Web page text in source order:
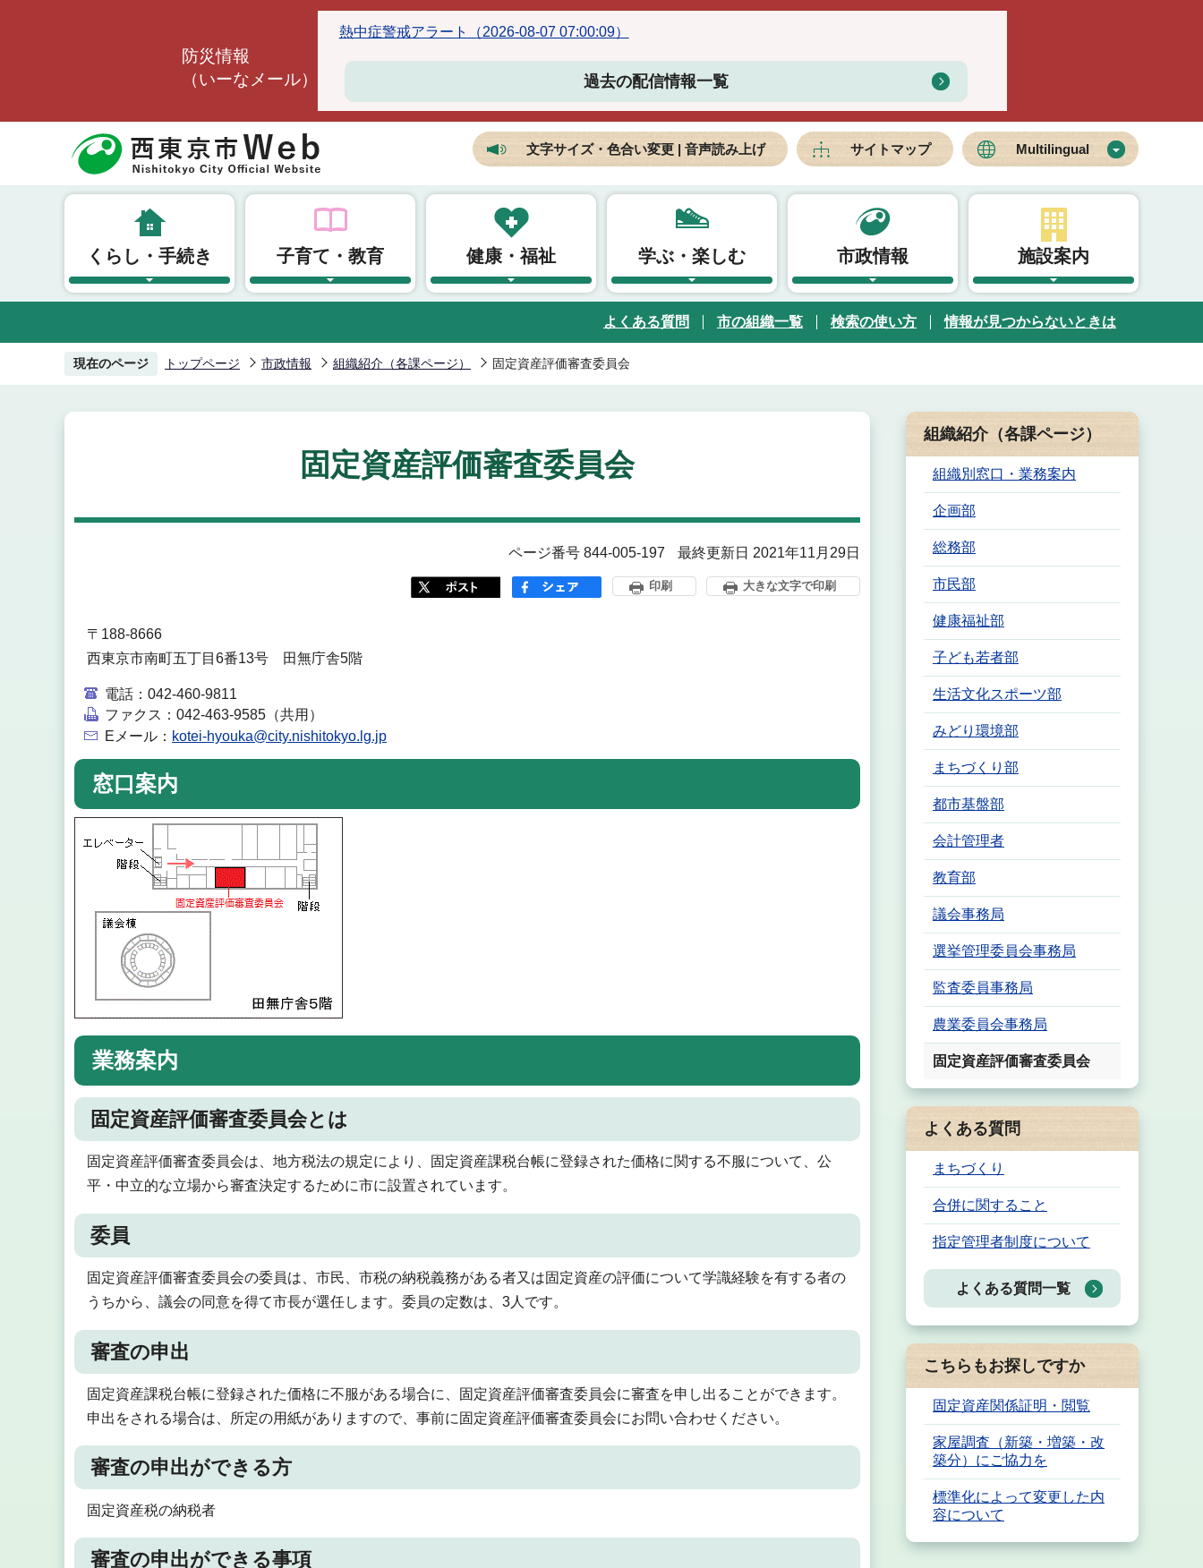
防災情報
（いーなメール）
熱中症警戒アラート（2026-08-07 07:00:09）
過去の配信情報一覧
文字サイズ・色合い変更 | 音声読み上げ サイトマップ Multilingual
くらし・手続き 子育て・教育 健康・福祉 学ぶ・楽しむ 市政情報 施設案内
よくある質問 市の組織一覧 検索の使い方 情報が見つからないときは
現在のページ トップページ 市政情報 組織紹介（各課ページ） 固定資産評価審査委員会
固定資産評価審査委員会
ページ番号 844-005-197 最終更新日 2021年11月29日
印刷 大きな文字で印刷
〒188-8666
西東京市南町五丁目6番13号 田無庁舎5階
電話： 042-460-9811
ファクス： 042-463-9585（共用）
Eメール： kotei-hyouka@city.nishitokyo.lg.jp
窓口案内
業務案内
固定資産評価審査委員会とは
固定資産評価審査委員会は、地方税法の規定により、固定資産課税台帳に登録された価格に関する不服について、公
平・中立的な立場から審査決定するために市に設置されています。
委員
固定資産評価審査委員会の委員は、市民、市税の納税義務がある者又は固定資産の評価について学識経験を有する者の
うちから、議会の同意を得て市長が選任します。委員の定数は、3人です。
審査の申出
固定資産課税台帳に登録された価格に不服がある場合に、固定資産評価審査委員会に審査を申し出ることができます。
申出をされる場合は、所定の用紙がありますので、事前に固定資産評価審査委員会にお問い合わせください。
審査の申出ができる方
固定資産税の納税者
審査の申出ができる事項
組織紹介（各課ページ）
組織別窓口・業務案内
企画部
総務部
市民部
健康福祉部
子ども若者部
生活文化スポーツ部
みどり環境部
まちづくり部
都市基盤部
会計管理者
教育部
議会事務局
選挙管理委員会事務局
監査委員事務局
農業委員会事務局
固定資産評価審査委員会
よくある質問
まちづくり
合併に関すること
指定管理者制度について
よくある質問一覧
こちらもお探しですか
固定資産関係証明・閲覧
家屋調査（新築・増築・改
築分）にご協力を
標準化によって変更した内
容について